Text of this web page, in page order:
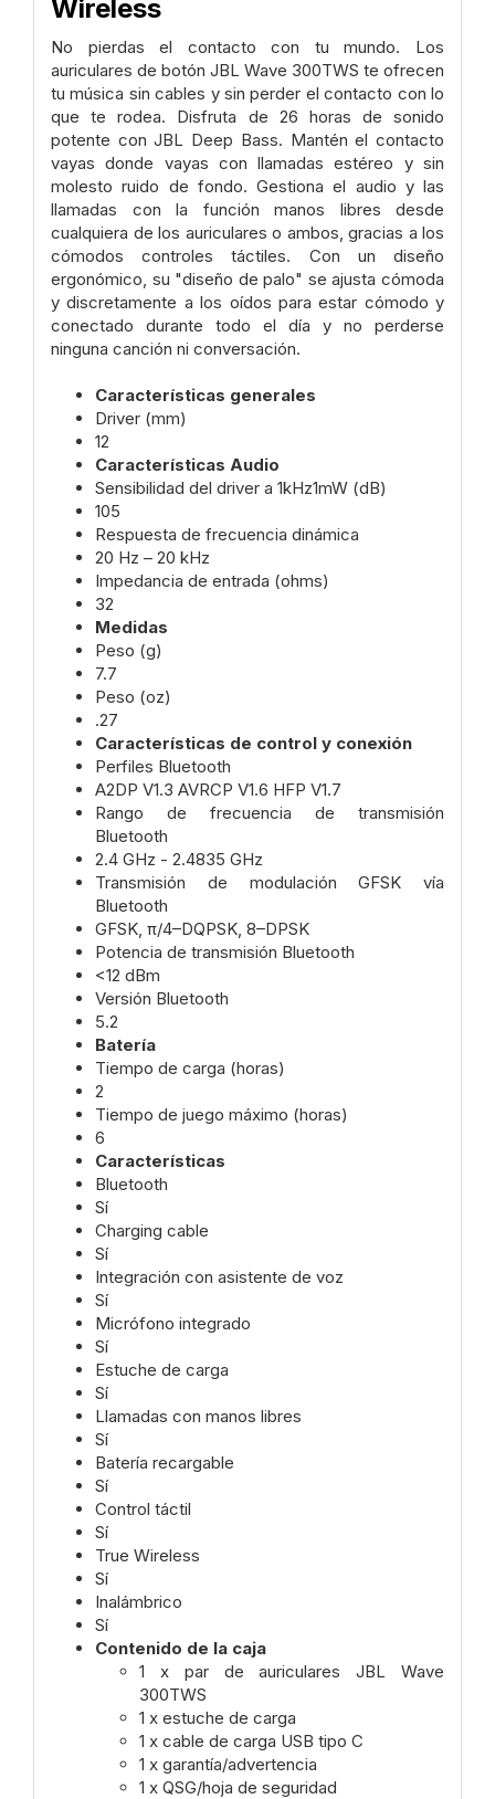
Wireless
No pierdas el contacto con tu mundo. Los
auriculares de botón JBL Wave 300TWS te ofrecen
tu música sin cables y sin perder el contacto con lo
que te rodea. Disfruta de 26 horas de sonido
potente con JBL Deep Bass. Mantén el contacto
vayas donde vayas con llamadas estéreo y sin
molesto ruido de fondo. Gestiona el audio y las
llamadas con la función manos libres desde
cualquiera de los auriculares o ambos, gracias a los
cómodos controles táctiles. Con un diseño
ergonómico, su "diseño de palo" se ajusta cómoda
y discretamente a los oídos para estar cómodo y
conectado durante todo el día y no perderse
ninguna canción ni conversación.
Características generales
Driver (mm)
12
Características Audio
Sensibilidad del driver a 1kHz1mW (dB)
105
Respuesta de frecuencia dinámica
20 Hz – 20 kHz
Impedancia de entrada (ohms)
32
Medidas
Peso (g)
7.7
Peso (oz)
.27
Características de control y conexión
Perfiles Bluetooth
A2DP V1.3 AVRCP V1.6 HFP V1.7
Rango de frecuencia de transmisión
Bluetooth
2.4 GHz - 2.4835 GHz
Transmisión de modulación GFSK vía
Bluetooth
GFSK, π/4–DQPSK, 8–DPSK
Potencia de transmisión Bluetooth
<12 dBm
Versión Bluetooth
5.2
Batería
Tiempo de carga (horas)
2
Tiempo de juego máximo (horas)
6
Características
Bluetooth
Sí
Charging cable
Sí
Integración con asistente de voz
Sí
Micrófono integrado
Sí
Estuche de carga
Sí
Llamadas con manos libres
Sí
Batería recargable
Sí
Control táctil
Sí
True Wireless
Sí
Inalámbrico
Sí
Contenido de la caja
1 x par de auriculares JBL Wave
300TWS
1 x estuche de carga
1 x cable de carga USB tipo C
1 x garantía/advertencia
1 x QSG/hoja de seguridad